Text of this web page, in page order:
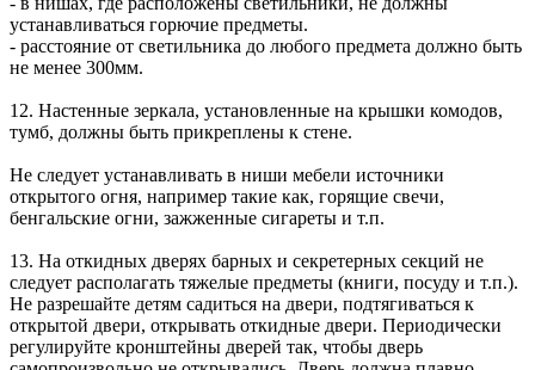
устанавливаться горючие предметы.
- расстояние от светильника до любого предмета должно быть
не менее 300мм.
12. Настенные зеркала, установленные на крышки комодов,
тумб, должны быть прикреплены к стене.
Не следует устанавливать в ниши мебели источники
открытого огня, например такие как, горящие свечи,
бенгальские огни, зажженные сигареты и т.п.
13. На откидных дверях барных и секретерных секций не
следует располагать тяжелые предметы (книги, посуду и т.п.).
Не разрешайте детям садиться на двери, подтягиваться к
открытой двери, открывать откидные двери. Периодически
регулируйте кронштейны дверей так, чтобы дверь